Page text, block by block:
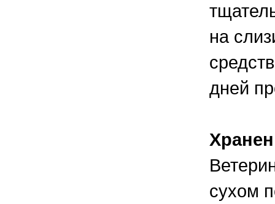
на
дней
сухом